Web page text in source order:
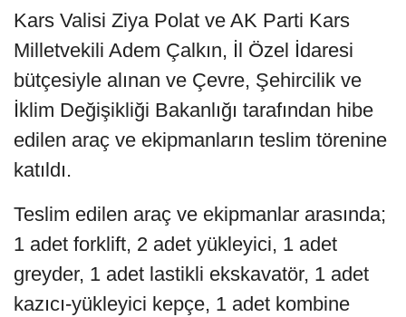
Kars Valisi Ziya Polat ve AK Parti Kars
Milletvekili Adem Çalkın, İl Özel İdaresi
bütçesiyle alınan ve Çevre, Şehircilik ve
İklim Değişikliği Bakanlığı tarafından hibe
edilen araç ve ekipmanların teslim törenine
katıldı.
Teslim edilen araç ve ekipmanlar arasında;
1 adet forklift, 2 adet yükleyici, 1 adet
greyder, 1 adet lastikli ekskavatör, 1 adet
kazıcı-yükleyici kepçe, 1 adet kombine